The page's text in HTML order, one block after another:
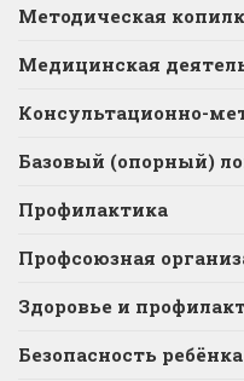
Методическая
Медицинская
Консультационно-
Базовый (опорный)
Профилактика
Профсоюзная
Здоровье и
Безопасность